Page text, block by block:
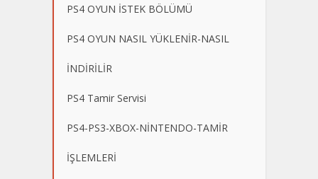
PS4 OYUN İSTEK BÖLÜMÜ
PS4 OYUN NASIL YÜKLENİR-NASIL
İNDİRİLİR
PS4 Tamir Servisi
PS4-PS3-XBOX-NİNTENDO-TAMİR
İŞLEMLERİ